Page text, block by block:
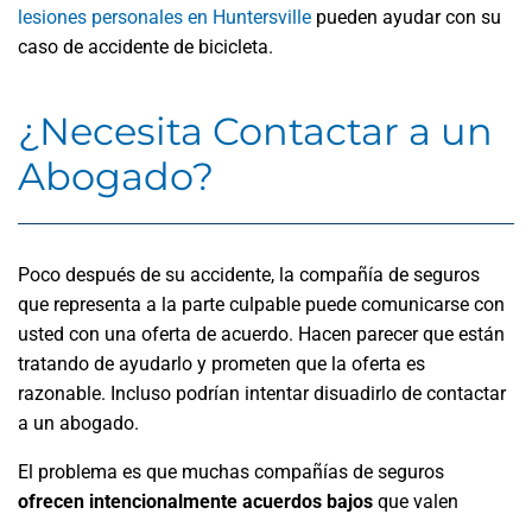
lesiones personales en Huntersville pueden ayudar con su
caso de accidente de bicicleta.
¿Necesita Contactar a un
Abogado?
Poco después de su accidente, la compañía de seguros
que representa a la parte culpable puede comunicarse con
usted con una oferta de acuerdo. Hacen parecer que están
tratando de ayudarlo y prometen que la oferta es
razonable. Incluso podrían intentar disuadirlo de contactar
a un abogado.
El problema es que muchas compañías de seguros
ofrecen intencionalmente acuerdos bajos que valen